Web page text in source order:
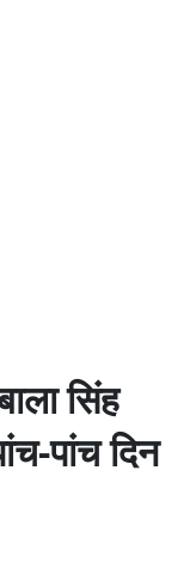
सिंह
पांच दिन